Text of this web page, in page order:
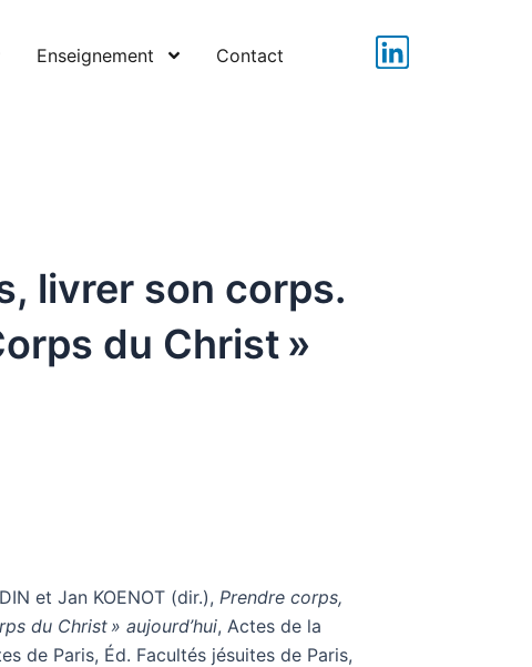
Enseignement Contact
L
livrer son corps.
du Christ »
et Jan KOENOT (dir.), Prendre corps,
du Christ » aujourd’hui, Actes de la
de Paris, Éd. Facultés jésuites de Paris,